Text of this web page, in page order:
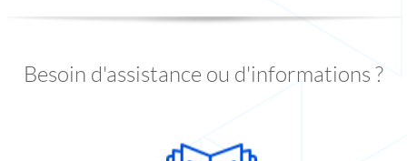
Besoin d'assistance ou d'informations ?